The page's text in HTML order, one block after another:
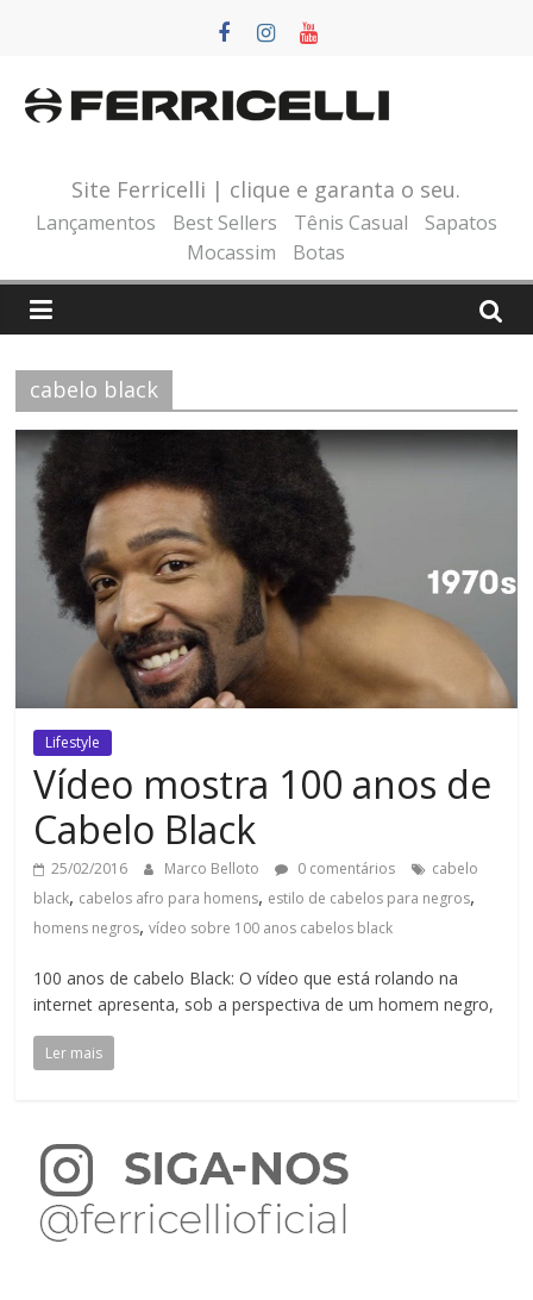
conteúdo
Site Ferricelli | clique e garanta o seu.
Lançamentos Best Sellers Tênis Casual
Sapatos
Mocassim
Botas
cabelo black
Lifestyle
Vídeo mostra 100 anos de
Cabelo Black
25/02/2016 Marco Belloto 0 comentários
cabelo
black, cabelos afro para homens, estilo de cabelos para negros,
homens negros,vídeo sobre 100 anos cabelos black
100 anos de cabelo Black: O vídeo que está rolando na
internet apresenta, sob a perspectiva de um homem negro,
Ler mais